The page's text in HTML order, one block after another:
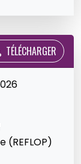
TÉLÉCHARGER